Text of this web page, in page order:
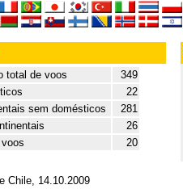
total de voos
349
22
sem domésticos
281
26
20
Chile, 14.10.2009